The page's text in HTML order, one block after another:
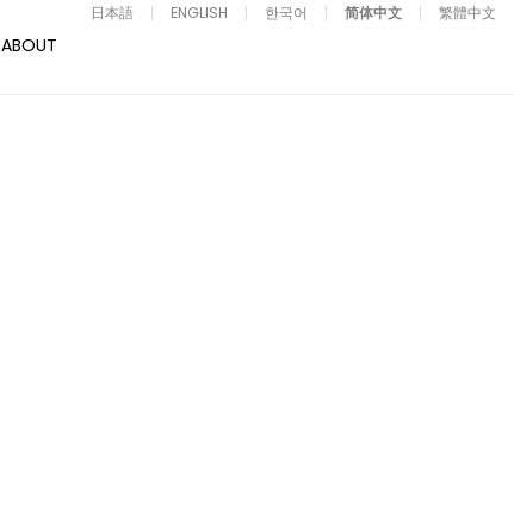
ABOUT
ENGLISH
日本語 한국어 简体中文 繁體中文